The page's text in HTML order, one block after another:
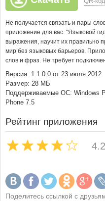
Не получается связать и пары
приложение для вас. "Языковой
выражения, научит их правильно
мир без языковых барьеров.
слов и фраз. Не требует
Версия: 1.1.0.0 от 23 июля 2012
Размер: 28 МБ
Поддерживаемые ОС: Windows
Phone 7.5
Рейтинг приложения
Поделитесь ссылкой с